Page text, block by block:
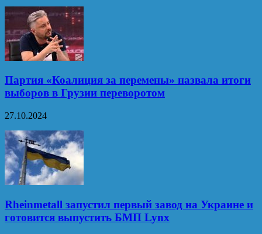
Партия «Коалиция за перемены» назвала итоги
выборов в Грузии переворотом
27.10.2024
Rheinmetall запустил первый завод на Украине и
готовится выпустить БМП Lynx